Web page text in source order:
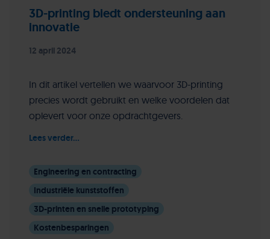
3D-printing biedt ondersteuning aan
innovatie
12 april 2024
In dit artikel vertellen we waarvoor 3D-printing
precies wordt gebruikt en welke voordelen dat
oplevert voor onze opdrachtgevers.
Lees verder...
Engineering en contracting
Industriële kunststoffen
3D-printen en snelle prototyping
Kostenbesparingen